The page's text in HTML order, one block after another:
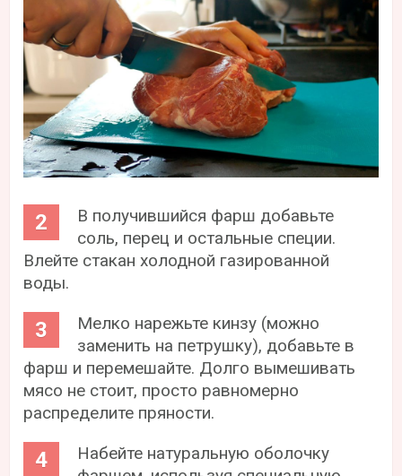
В получившийся фарш добавьте
соль, перец и остальные специи.
Влейте стакан холодной газированной
воды.
Мелко нарежьте кинзу (можно
заменить на петрушку), добавьте в
фарш и перемешайте. Долго вымешивать
мясо не стоит, просто равномерно
распределите пряности.
Набейте натуральную оболочку